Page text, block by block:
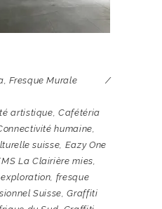
,Fresque Murale
artistique,Cafétéria
humaine,
suisse, Eazy One
La Clairière mies,
exploration, fresque
Suisse,Graffiti